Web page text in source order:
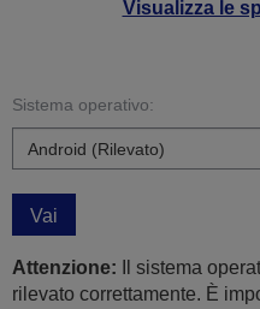
Visualizza le
Sistema operativo:
Vai
Attenzione: Il sistema
rilevato correttamente. È